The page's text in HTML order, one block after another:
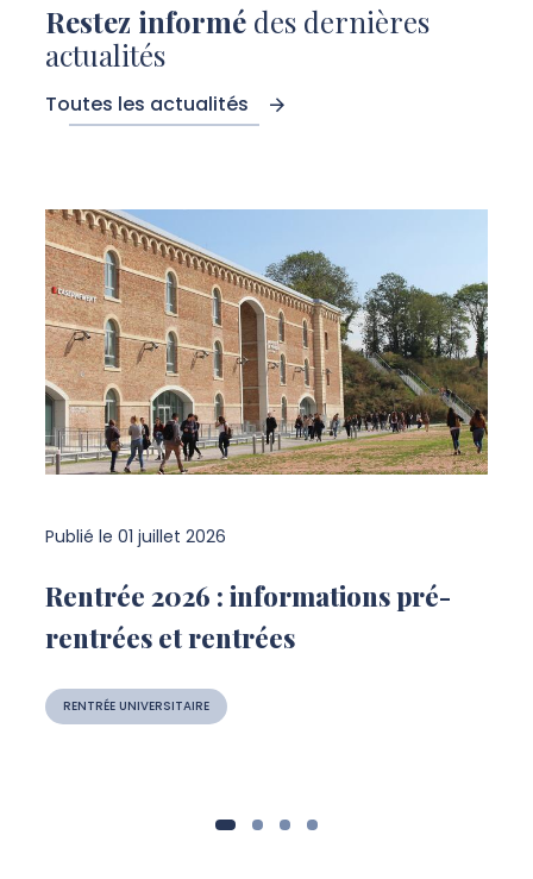
Restez informédes dernières
actualités
Toutes les actualités
Publié le 01 juillet 2026
Rentrée 2026 : informations pré-
rentrées et rentrées
RENTRÉE UNIVERSITAIRE